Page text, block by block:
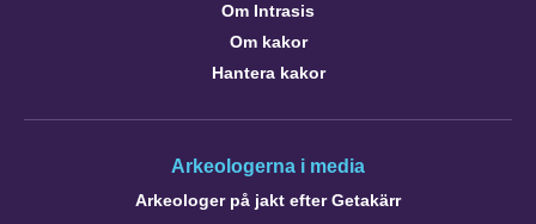
Om Intrasis
Om kakor
Hantera kakor
Arkeologerna i media
Arkeologer på jakt efter Getakärr